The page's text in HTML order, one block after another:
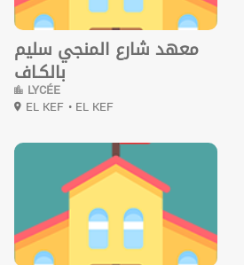
معهد شارع المنجي سليم
بالكـاف
LYCÉE
EL KEF • EL KEF